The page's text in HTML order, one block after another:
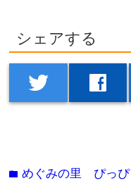
シェアする
twitter facebook
folderめぐみの里 ぴっぴ